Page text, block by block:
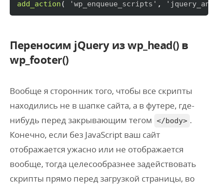
add_action ( 'wp_enqueue_scripts' ,
Переносим jQuery из wp_head() в
wp_footer()
Вообще я сторонник того, чтобы все скрипты
находились не в шапке сайта, а в футере, где-
нибудь перед закрывающим тегом
</body> .
Конечно, если без JavaScript ваш сайт
отображается ужасно или не отображается
вообще, тогда целесообразнее задействовать
скрипты прямо перед загрузкой страницы, во